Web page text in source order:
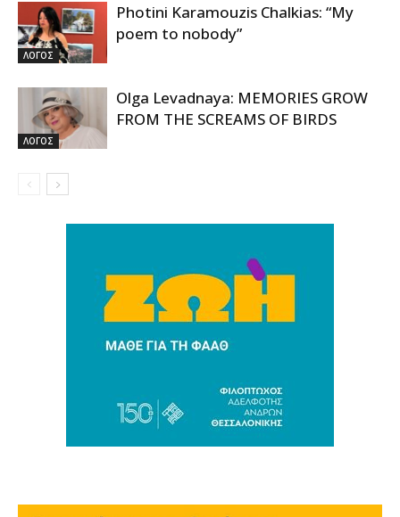
ΛΟΓΟΣ
Photini Karamouzis Chalkias: “My
poem to nobody”
ΛΟΓΟΣ
Olga Levadnaya: MEMORIES GROW
FROM THE SCREAMS OF BIRDS